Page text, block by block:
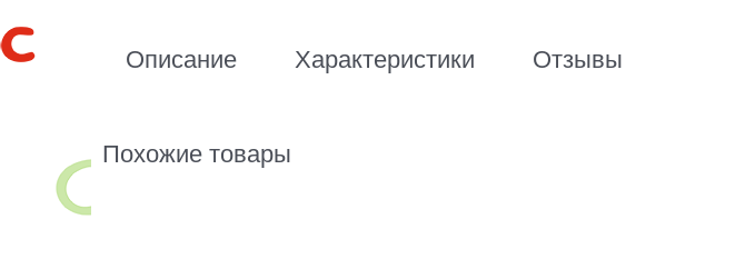
Описание Характеристики Отзывы
Похожие товары